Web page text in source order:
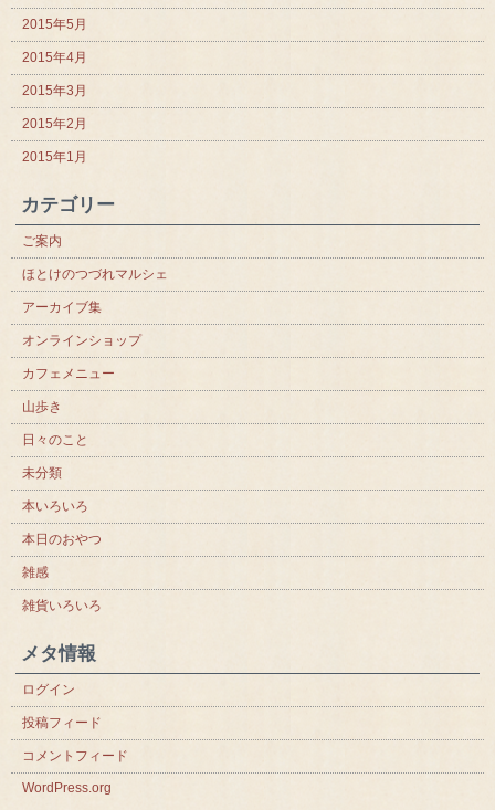
2015年5月
2015年4月
2015年3月
2015年2月
2015年1月
カテゴリー
ご案内
ほとけのつづれマルシェ
アーカイブ集
オンラインショップ
カフェメニュー
山歩き
日々のこと
未分類
本いろいろ
本日のおやつ
雑感
雑貨いろいろ
メタ情報
ログイン
投稿フィード
コメントフィード
WordPress.org